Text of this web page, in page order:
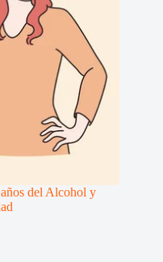
del Alcohol y